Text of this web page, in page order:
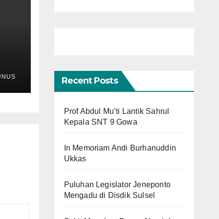
Recent Posts
Prof Abdul Mu’ti Lantik Sahrul
Kepala SNT 9 Gowa
In Memoriam Andi Burhanuddin
Ukkas
Puluhan Legislator Jeneponto
Mengadu di Disdik Sulsel